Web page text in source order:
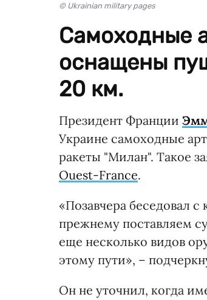
© Ukrainian military pages
Самоходные
оснащены
20 км.
Президент Франции
Украине самоходные
ракеты "Милан". Такое
Ouest-France.
«Позавчера
прежнему поставляем
еще несколько видов
этому пути», –
Он не уточнил, когда